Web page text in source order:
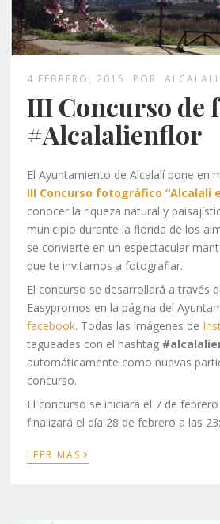
4 FEBRERO, 2015 POR ALCALALI
III Concurso de
#Alcalalienflor
El Ayuntamiento de Alcalalí pone en
III Concurso fotográfico “Alcalalí
conocer la riqueza natural y
municipio durante la florida de los
se convierte en un espectacular
que te invitamos a fotografiar.
El concurso se desarrollará a través
Easypromos en la página del
facebook. Todas las imágenes de
tagueadas con el hashtag
automáticamente como nuevas
concurso.
El concurso se iniciará el 7 de
finalizará el día 28 de febrero a las
LEER MÁS ›